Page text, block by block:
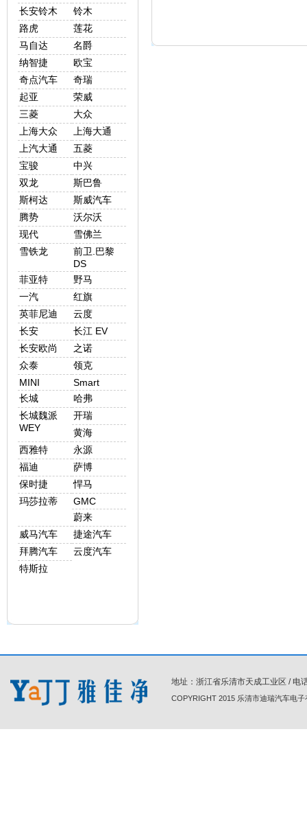
长安铃木
铃木
路虎
莲花
马自达
名爵
纳智捷
欧宝
奇点汽车
奇瑞
起亚
荣威
三菱
大众
上海大众
上海大通
上汽大通
五菱
宝骏
中兴
双龙
斯巴鲁
斯柯达
斯威汽车
腾势
沃尔沃
现代
雪佛兰
雪铁龙
前卫.巴黎
DS
菲亚特
野马
一汽
红旗
英菲尼迪
云度
长安
长江 EV
长安欧尚
之诺
众泰
领克
MINI
Smart
长城
哈弗
长城魏派
WEY
开瑞
黄海
西雅特
永源
福迪
萨博
保时捷
悍马
玛莎拉蒂
GMC
蔚来
威马汽车
捷途汽车
拜腾汽车
云度汽车
特斯拉
地址：浙江省乐清市天成工业区 /
COPYRIGHT 2015 乐清市迪瑞汽车电